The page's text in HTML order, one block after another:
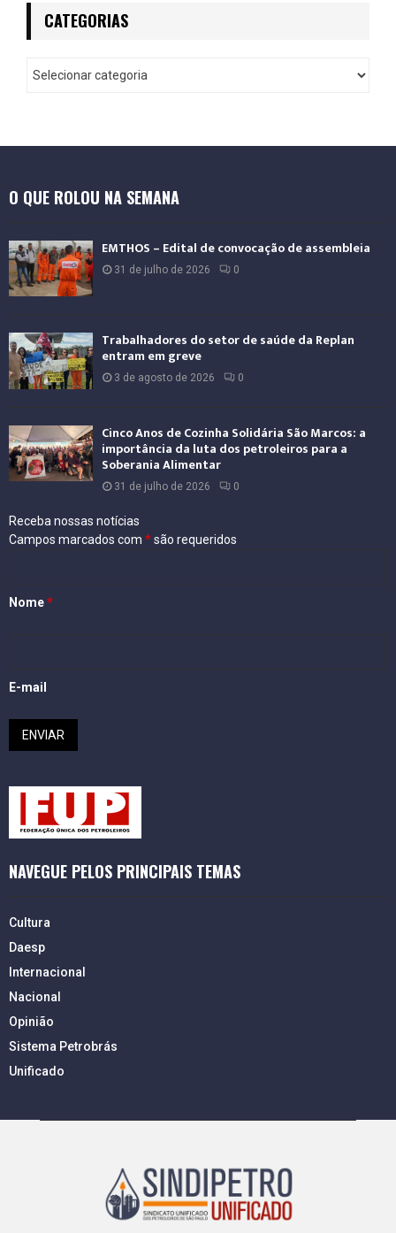
CATEGORIAS
O QUE ROLOU NA SEMANA
EMTHOS – Edital de convocação de assembleia
31 de julho de 2026 0
Trabalhadores do setor de saúde da Replan
entram em greve
3 de agosto de 2026 0
Cinco Anos de Cozinha Solidária São Marcos: a
importância da luta dos petroleiros para a
Soberania Alimentar
31 de julho de 2026 0
Receba nossas notícias
Campos marcados com *são requeridos
Nome*
E-mail
NAVEGUE PELOS PRINCIPAIS TEMAS
Cultura
Daesp
Internacional
Nacional
Opinião
Sistema Petrobrás
Unificado